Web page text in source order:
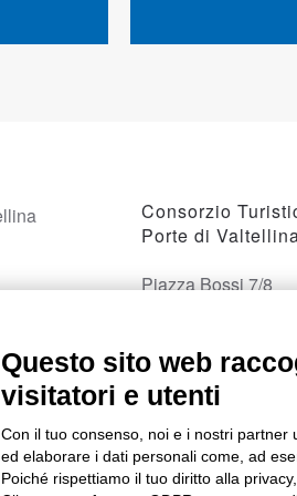
Consorzio
Porte di
Piazza Bossi 7/8
Questo sito web
visitatori e utenti
Con il tuo consenso, noi e i nostri
ed elaborare i dati personali come, ad
Poiché rispettiamo il tuo diritto alla